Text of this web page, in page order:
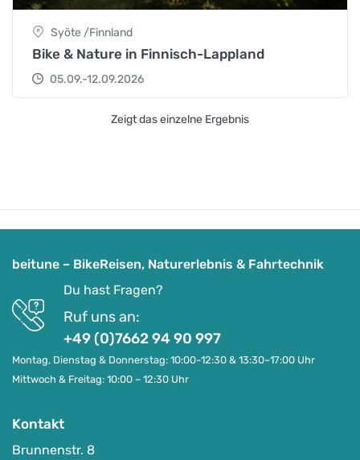
Syöte /Finnland
Bike & Nature in Finnisch-Lappland
05.09.-12.09.2026
Zeigt das einzelne Ergebnis
beitune – BikeReisen, Naturerlebnis & Fahrtechnik
Du hast Fragen?
Ruf uns an:
+49 (0)7662 94 90 997
Montag, Dienstag & Donnerstag: 10:00-12:30 & 13:30–17:00 Uhr
Mittwoch & Freitag: 10:00 – 12:30 Uhr
Kontakt
Brunnenstr. 8